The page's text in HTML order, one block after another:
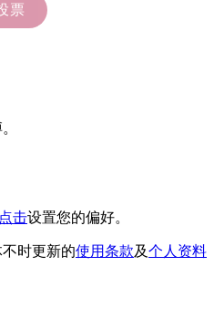
点击设置您的偏好。
时更新的使用条款及个人资料